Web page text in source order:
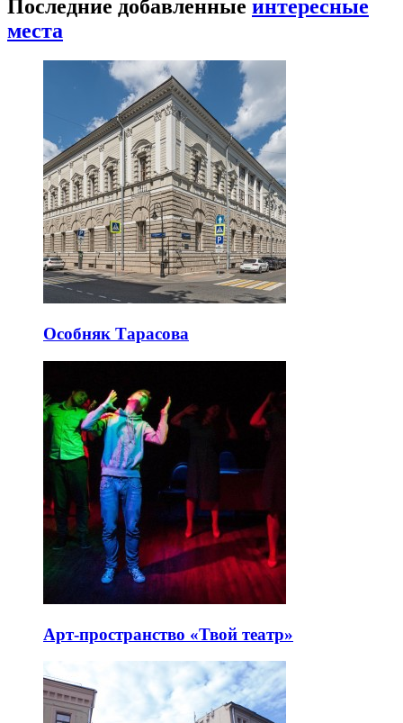
Последние добавленные интересные
места
Особняк Тарасова
Арт-пространство «Твой театр»